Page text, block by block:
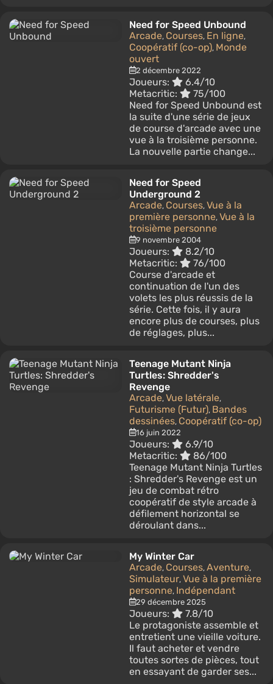
Need for Speed Unbound
Arcade, Courses, En ligne,
Coopératif (co-op), Monde
ouvert
2 décembre 2022
Joueurs:
6.4/10
Metacritic:
75/100
Need for Speed ​​​​​​Unbound est
la suite d'une série de jeux
de course d'arcade avec une
vue à la troisième personne.
La nouvelle partie change...
Need for Speed
Underground 2
Arcade, Courses, Vue à la
première personne, Vue à la
troisième personne
9 novembre 2004
Joueurs:
8.2/10
Metacritic:
76/100
Course d'arcade et
continuation de l'un des
volets les plus réussis de la
série. Cette fois, il y aura
encore plus de courses, plus
de réglages, plus...
Teenage Mutant Ninja
Turtles: Shredder's
Revenge
Arcade, Vue latérale,
Futurisme (Futur), Bandes
dessinées, Coopératif (co-op)
16 juin 2022
Joueurs:
6.9/10
Metacritic:
86/100
Teenage Mutant Ninja Turtles
: Shredder's Revenge est un
jeu de combat rétro
coopératif de style arcade à
défilement horizontal se
déroulant dans...
My Winter Car
Arcade, Courses, Aventure,
Simulateur, Vue à la première
personne, Indépendant
29 décembre 2025
Joueurs:
7.8/10
Le protagoniste assemble et
entretient une vieille voiture.
Il faut acheter et vendre
toutes sortes de pièces, tout
en essayant de garder ses...